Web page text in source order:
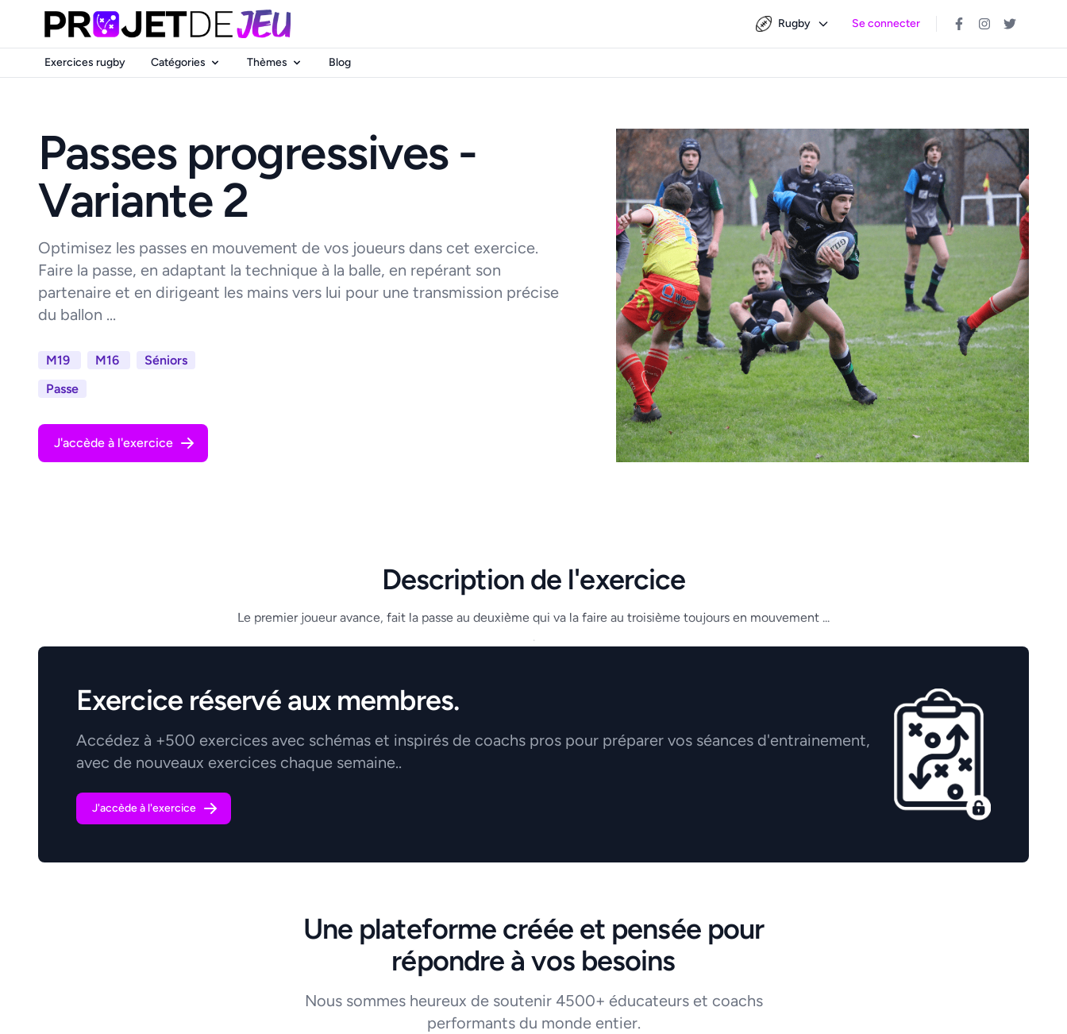
Rugby Se connecter
Exercices rugby Catégories Thèmes Blog
Passes progressives -
Variante 2
Optimisez les passes en mouvement de vos joueurs dans cet exercice.
Faire la passe, en adaptant la technique à la balle, en repérant son
partenaire et en dirigeant les mains vers lui pour une transmission précise
du ballon ...
M19 M16
Séniors
Passe
J'accède à l'exercice
Description de l'exercice
Le premier joueur avance, fait la passe au deuxième qui va la faire au troisième toujours en mouvement ...
.
Exercice réservé aux membres.
Accédez à +500 exercices avec schémas et inspirés de coachs pros pour préparer vos séances d'entrainement,
avec de nouveaux exercices chaque semaine..
J'accède à l'exercice
Une plateforme créée et pensée pour
répondre à vos besoins
Nous sommes heureux de soutenir 4500+ éducateurs et coachs
performants du monde entier.